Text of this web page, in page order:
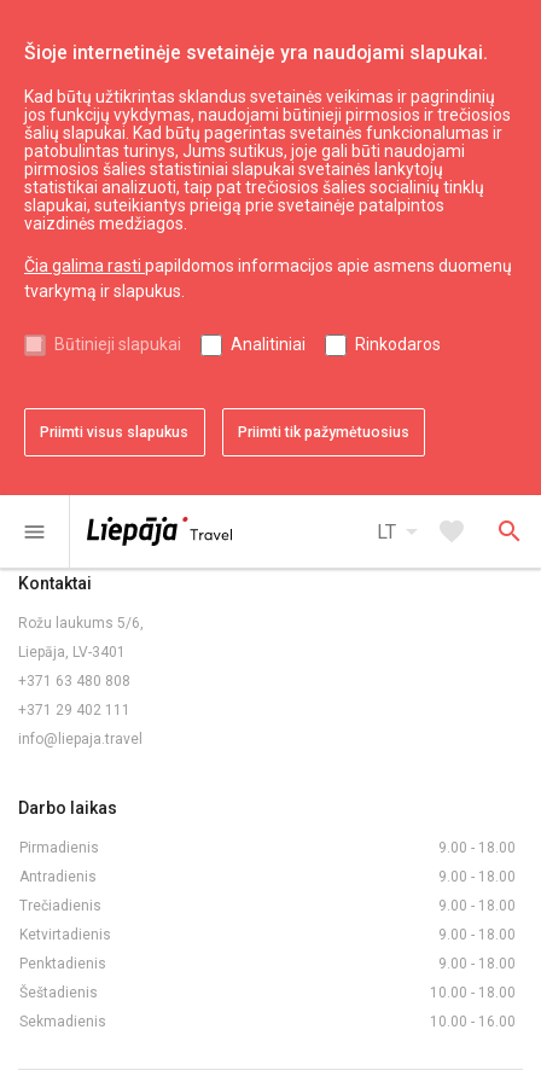
Šioje internetinėje svetainėje yra naudojami slapukai.
Kad būtų užtikrintas sklandus svetainės veikimas ir pagrindinių
jos funkcijų vykdymas, naudojami būtinieji pirmosios ir trečiosios
šalių slapukai. Kad būtų pagerintas svetainės funkcionalumas ir
patobulintas turinys, Jums sutikus, joje gali būti naudojami
pirmosios šalies statistiniai slapukai svetainės lankytojų
statistikai analizuoti, taip pat trečiosios šalies socialinių tinklų
slapukai, suteikiantys prieigą prie svetainėje patalpintos
vaizdinės medžiagos.
Čia galima rasti papildomos informacijos apie asmens duomenų
tvarkymą ir slapukus.
Būtinieji slapukai Analitiniai Rinkodaros
Priimti visus slapukus Priimti tik pažymėtuosius
menu LT arrow_drop_down favorite search
Aktualu Naujienos
Į viršų expand_less
Informacija
Turizmas Latvijoje
Turizmas Kuržemėje
Naudingas
Žemėlapiai ir Brošiūros
Svetainės žemėlapis
Kontaktai
Rožu laukums 5/6,
Liepāja, LV-3401
+371 63 480 808
+371 29 402 111
info@liepaja.travel
Darbo laikas
Pirmadienis
9.00 - 18.00
Antradienis
9.00 - 18.00
Trečiadienis
9.00 - 18.00
Ketvirtadienis
9.00 - 18.00
Penktadienis
9.00 - 18.00
Šeštadienis
10.00 - 18.00
Sekmadienis
10.00 - 16.00